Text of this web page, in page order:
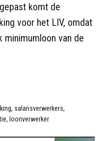
komt de
voor het LIV, omdat
minimumloon van de